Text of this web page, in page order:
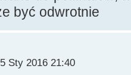
być odwrotnie
Sty 2016 21:40